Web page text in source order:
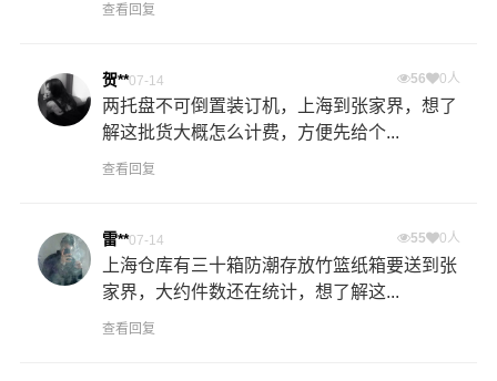
查看回复
贺**07-14 56 0人
两托盘不可倒置装订机，上海到张家界，想了
解这批货大概怎么计费，方便先给个...
查看回复
雷**07-14 55 0人
上海仓库有三十箱防潮存放竹篮纸箱要送到张
家界，大约件数还在统计，想了解这...
查看回复